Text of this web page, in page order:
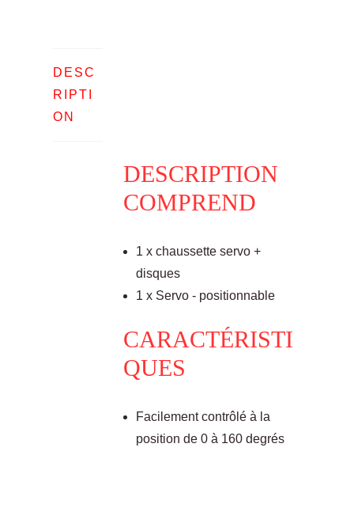
DESC
RIPTI
ON
DESCRIPTION
COMPREND
1 x chaussette servo +
disques
1 x Servo - positionnable
CARACTÉRISTI
QUES
Facilement contrôlé à la
position de 0 à 160 degrés